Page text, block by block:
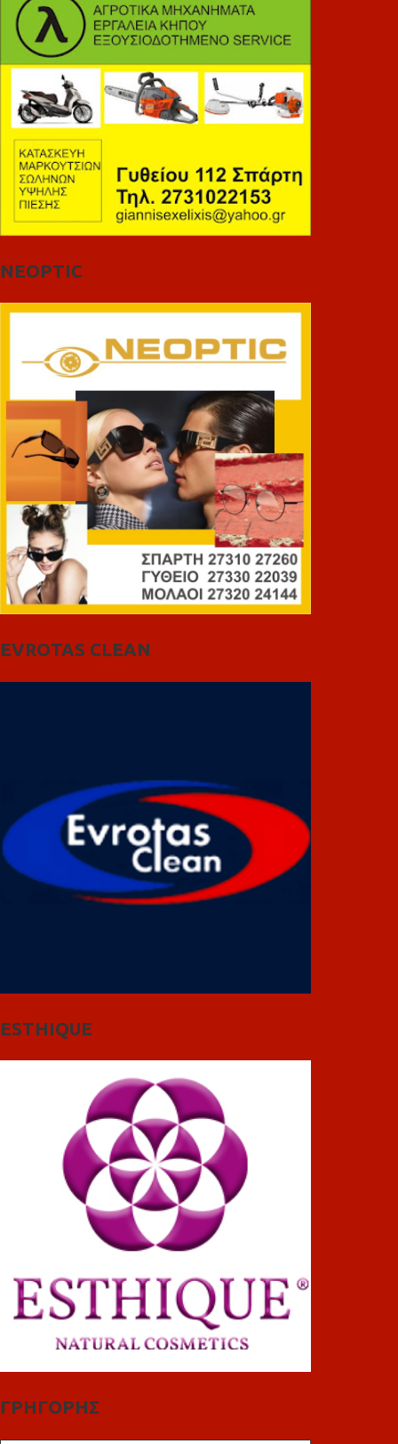
NEOPTIC
EVROTAS CLEAN
ESTHIQUE
ΓΡΗΓΟΡΗΣ